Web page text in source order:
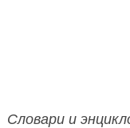
Словари и